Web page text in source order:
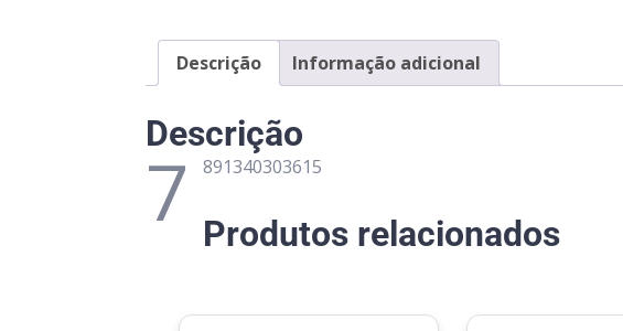
Descrição Informação adicional
Descrição
7 891340303615
Produtos relacionados